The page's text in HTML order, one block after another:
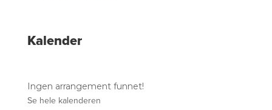
S
d
e
Kalender
Ingen arrangement funnet!
Se hele kalenderen